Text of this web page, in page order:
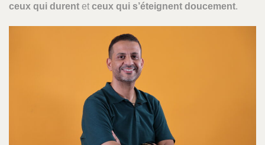
ceux qui durent et ceux qui s’éteignent doucement.